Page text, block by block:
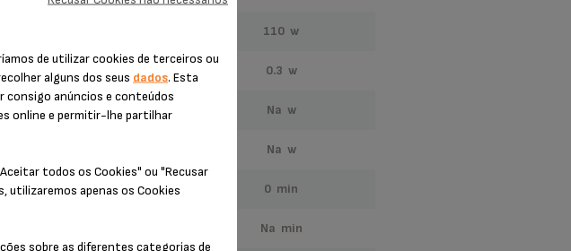
110 w
0.3 w
na w
na w
0 min
na min
de utilizar cookies de terceiros ou
alguns dos seus dados. Esta
consigo anúncios e conteúdos
online e permitir-lhe partilhar
todos os Cookies" ou "Recusar
utilizaremos apenas os Cookies
sobre as diferentes categorias de